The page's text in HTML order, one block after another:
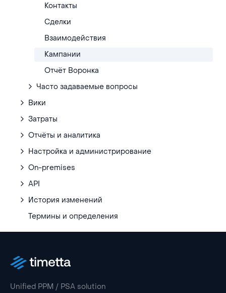
Контакты
Сделки
Взаимодействия
Кампании
Отчёт Воронка
Часто задаваемые вопросы
Вики
Затраты
Отчёты и аналитика
Настройка и администрирование
On-premises
API
История изменений
Термины и определения
Unified PPM / PSA solution